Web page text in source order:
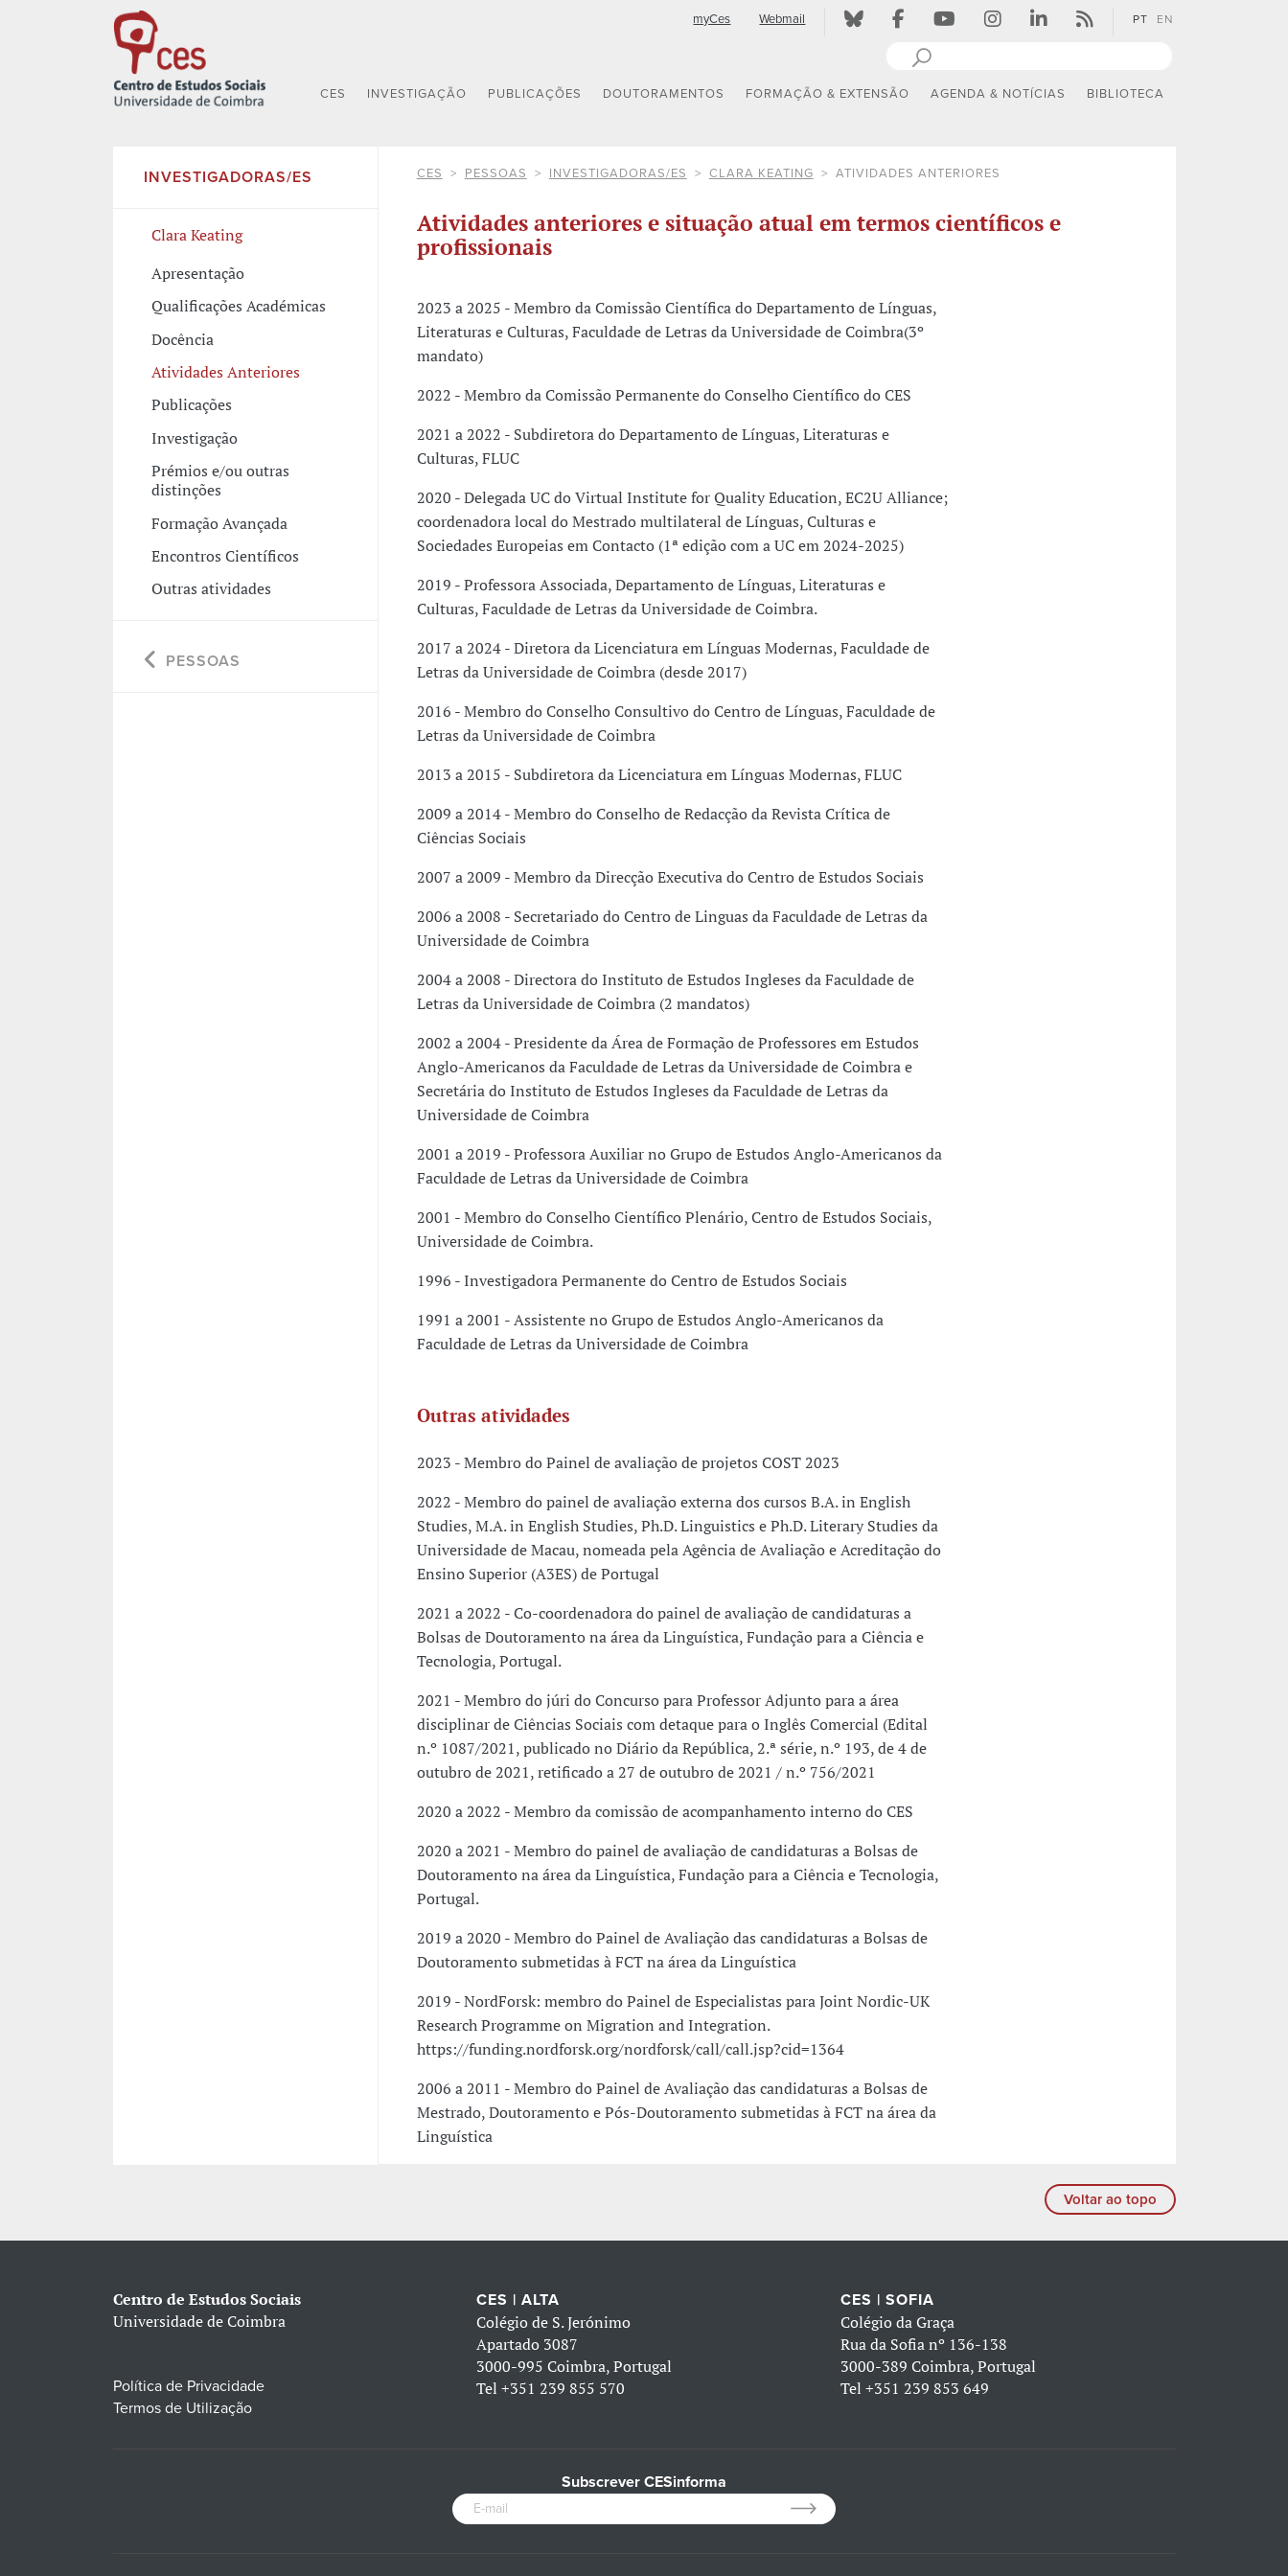
myCes Webmail PT EN
CES INVESTIGAÇÃO PUBLICAÇÕES DOUTORAMENTOS FORMAÇÃO & EXTENSÃO AGENDA & NOTÍCIAS BIBLIOTECA
INVESTIGADORAS/ES
Clara Keating
Apresentação
Qualificações Académicas
Docência
Atividades Anteriores
Publicações
Investigação
Prémios e/ou outras
distinções
Formação Avançada
Encontros Científicos
Outras atividades
PESSOAS
CES PESSOAS INVESTIGADORAS/ES CLARA KEATING ATIVIDADES ANTERIORES
Atividades anteriores e situação atual em termos científicos e
profissionais
2023 a 2025 - Membro da Comissão Científica do Departamento de Línguas,
Literaturas e Culturas, Faculdade de Letras da Universidade de Coimbra(3º
mandato)
2022 - Membro da Comissão Permanente do Conselho Científico do CES
2021 a 2022 - Subdiretora do Departamento de Línguas, Literaturas e
Culturas, FLUC
2020 - Delegada UC do Virtual Institute for Quality Education, EC2U Alliance;
coordenadora local do Mestrado multilateral de Línguas, Culturas e
Sociedades Europeias em Contacto (1ª edição com a UC em 2024-2025)
2019 - Professora Associada, Departamento de Línguas, Literaturas e
Culturas, Faculdade de Letras da Universidade de Coimbra.
2017 a 2024 - Diretora da Licenciatura em Línguas Modernas, Faculdade de
Letras da Universidade de Coimbra (desde 2017)
2016 - Membro do Conselho Consultivo do Centro de Línguas, Faculdade de
Letras da Universidade de Coimbra
2013 a 2015 - Subdiretora da Licenciatura em Línguas Modernas, FLUC
2009 a 2014 - Membro do Conselho de Redacção da Revista Crítica de
Ciências Sociais
2007 a 2009 - Membro da Direcção Executiva do Centro de Estudos Sociais
2006 a 2008 - Secretariado do Centro de Linguas da Faculdade de Letras da
Universidade de Coimbra
2004 a 2008 - Directora do Instituto de Estudos Ingleses da Faculdade de
Letras da Universidade de Coimbra (2 mandatos)
2002 a 2004 - Presidente da Área de Formação de Professores em Estudos
Anglo-Americanos da Faculdade de Letras da Universidade de Coimbra e
Secretária do Instituto de Estudos Ingleses da Faculdade de Letras da
Universidade de Coimbra
2001 a 2019 - Professora Auxiliar no Grupo de Estudos Anglo-Americanos da
Faculdade de Letras da Universidade de Coimbra
2001 - Membro do Conselho Científico Plenário, Centro de Estudos Sociais,
Universidade de Coimbra.
1996 - Investigadora Permanente do Centro de Estudos Sociais
1991 a 2001 - Assistente no Grupo de Estudos Anglo-Americanos da
Faculdade de Letras da Universidade de Coimbra
Outras atividades
2023 - Membro do Painel de avaliação de projetos COST 2023
2022 - Membro do painel de avaliação externa dos cursos B.A. in English
Studies, M.A. in English Studies, Ph.D. Linguistics e Ph.D. Literary Studies da
Universidade de Macau, nomeada pela Agência de Avaliação e Acreditação do
Ensino Superior (A3ES) de Portugal
2021 a 2022 - Co-coordenadora do painel de avaliação de candidaturas a
Bolsas de Doutoramento na área da Linguística, Fundação para a Ciência e
Tecnologia, Portugal.
2021 - Membro do júri do Concurso para Professor Adjunto para a área
disciplinar de Ciências Sociais com detaque para o Inglês Comercial (Edital
n.º 1087/2021, publicado no Diário da República, 2.ª série, n.º 193, de 4 de
outubro de 2021, retificado a 27 de outubro de 2021 / n.º 756/2021
2020 a 2022 - Membro da comissão de acompanhamento interno do CES
2020 a 2021 - Membro do painel de avaliação de candidaturas a Bolsas de
Doutoramento na área da Linguística, Fundação para a Ciência e Tecnologia,
Portugal.
2019 a 2020 - Membro do Painel de Avaliação das candidaturas a Bolsas de
Doutoramento submetidas à FCT na área da Linguística
2019 - NordForsk: membro do Painel de Especialistas para Joint Nordic-UK
Research Programme on Migration and Integration.
https://funding.nordforsk.org/nordforsk/call/call.jsp?cid=1364
2006 a 2011 - Membro do Painel de Avaliação das candidaturas a Bolsas de
Mestrado, Doutoramento e Pós-Doutoramento submetidas à FCT na área da
Linguística
Voltar ao topo
Centro de Estudos Sociais
Universidade de Coimbra
Política de Privacidade
Termos de Utilização
CES | ALTA
Colégio de S. Jerónimo
Apartado 3087
3000-995 Coimbra, Portugal
Tel+351 239 855 570
CES | SOFIA
Colégio da Graça
Rua da Sofia nº 136-138
3000-389 Coimbra, Portugal
Tel +351 239 853 649
Subscrever CESinforma